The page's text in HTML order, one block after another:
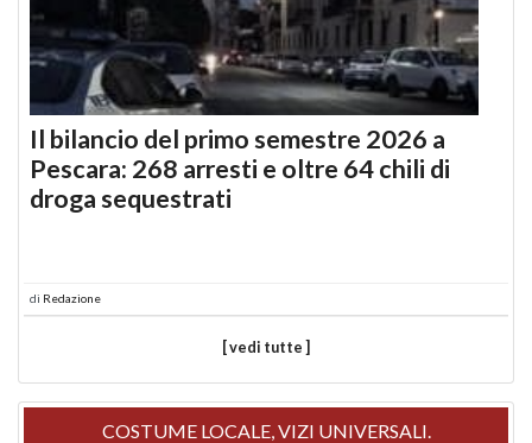
Il bilancio del primo semestre 2026 a
Pescara: 268 arresti e oltre 64 chili di
droga sequestrati
di Redazione
[ vedi tutte ]
COSTUME LOCALE, VIZI UNIVERSALI.